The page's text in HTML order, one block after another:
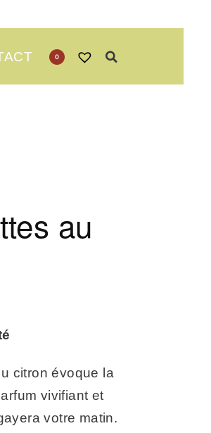
0
au
citron évoque la
vivifiant et
votre matin.